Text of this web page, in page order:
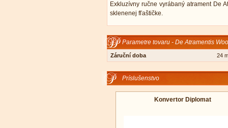
Exkluzívny ručne vyrábaný atrament De
sklenenej fľaštičke.
Parametre tovaru - De Atramentis
Záruční doba 24
Príslušenstvo
Konvertor Diplomat